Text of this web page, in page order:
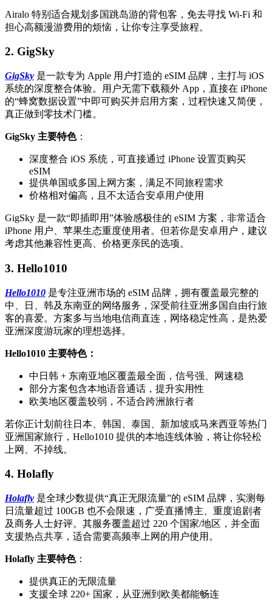
Airalo 特别适合规划多国跳岛游的背包客，免去寻找 Wi-Fi 和
担心高额漫游费用的烦恼，让你专注享受旅程。
2. GigSky
GigSky 是一款专为 Apple 用户打造的 eSIM 品牌，主打与 iOS
系统的深度整合体验。用户无需下载额外 App，直接在 iPhone
的“蜂窝数据设置”中即可购买并启用方案，过程快速又简便，
真正做到零技术门槛。
GigSky 主要特色：
深度整合 iOS 系统，可直接通过 iPhone 设置页购买
eSIM
提供单国或多国上网方案，满足不同旅程需求
价格相对偏高，且不太适合安卓用户使用
GigSky 是一款“即插即用”体验感极佳的 eSIM 方案，非常适合
iPhone 用户、苹果生态重度使用者。但若你是安卓用户，建议
考虑其他兼容性更高、价格更亲民的选项。
3. Hello1010
Hello1010 是专注亚洲市场的 eSIM 品牌，拥有覆盖最完整的
中、日、韩及东南亚的网络服务，深受前往亚洲多国自由行旅
客的喜爱。方案多与当地电信商直连，网络稳定性高，是热爱
亚洲深度游玩家的理想选择。
Hello1010 主要特色：
中日韩 + 东南亚地区覆盖最全面，信号强、网速稳
部分方案包含本地语音通话，提升实用性
欧美地区覆盖较弱，不适合跨洲旅行者
若你正计划前往日本、韩国、泰国、新加坡或马来西亚等热门
亚洲国家旅行，Hello1010 提供的本地连线体验，将让你轻松
上网、不掉线。
4. Holafly
Holafly 是全球少数提供“真正无限流量”的 eSIM 品牌，实测每
日流量超过 100GB 也不会限速，广受直播博主、重度追剧者
及商务人士好评。其服务覆盖超过 220 个国家/地区，并全面
支援热点共享，适合需要高频率上网的用户使用。
Holafly 主要特色：
提供真正的无限流量
支援全球 220+ 国家，从亚洲到欧美都能畅连